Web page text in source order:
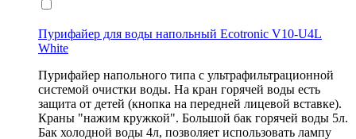
Пурифайер для воды напольный Ecotronic V10-U4L
White
Пурифайер напольного типа с ультрафильтрационной
системой очистки воды. На кран горячей воды есть
защита от детей (кнопка на передней лицевой вставке).
Краны "нажим кружкой". Большой бак горячей воды 5л.
Бак холодной воды 4л, позволяет использовать лампу